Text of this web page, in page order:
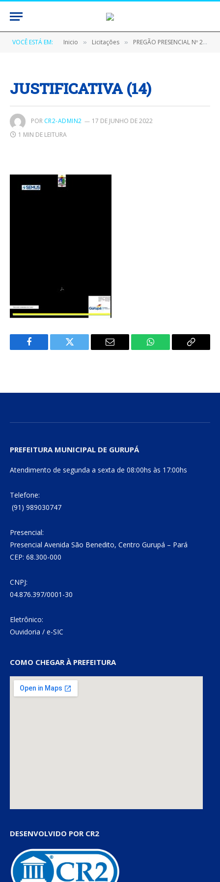
VOCÊ ESTÁ EM: Inicio » Licitações » PREGÃO PRESENCIAL Nº 270101/2022 (AQUISIÇÃO DE FORNECIMENTO MATERIAL DE CONSUMO)
JUSTIFICATIVA (14)
POR CR2-ADMIN2
17 DE JUNHO DE 2022
1 MIN DE LEITURA
Facebook Twitter
E-
WhatsApp Copiar
PREFEITURA MUNICIPAL DE GURUPÁ
Atendimento de segunda a sexta de 08:00hs às 17:00hs
Telefone:
(91) 989030747
Presencial:
Presencial Avenida São Benedito, Centro Gurupá – Pará
CEP: 68.300-000
CNPJ:
04.876.397/0001-30
Eletrônico:
Ouvidoria / e-SIC
COMO CHEGAR À PREFEITURA
DESENVOLVIDO POR CR2